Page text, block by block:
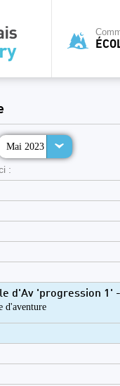
Mai 2023
:
d'Av 'progression 1'
d'aventure